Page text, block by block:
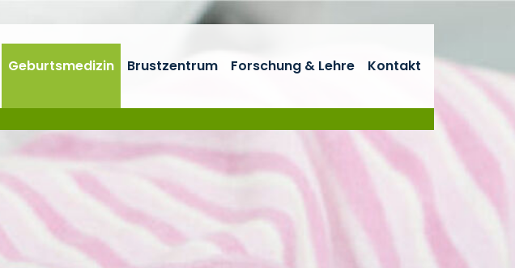
Geburtsmedizin Brustzentrum Forschung & Lehre Kontakt